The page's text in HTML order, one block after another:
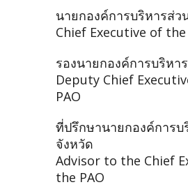
นายกองค์การบริหารส่ว
Chief Executive of the
รองนายกองค์การบริหา
Deputy Chief
PAO
ที่ปรึกษานายกองค์การบ
จังหวัด
Advisor to the Chief
the PAO